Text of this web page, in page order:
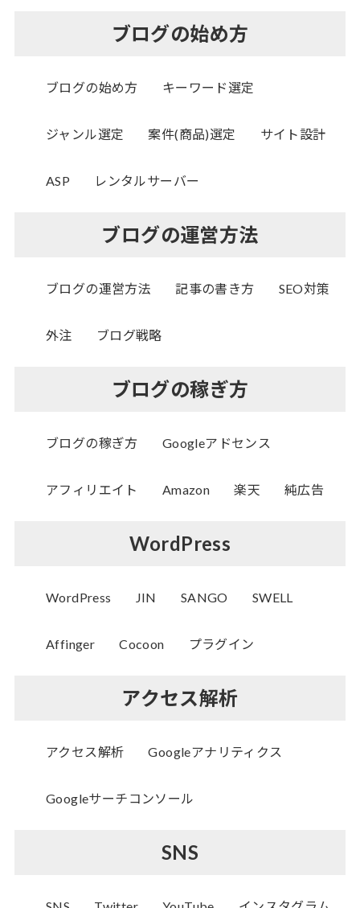
ブログの始め方
ブログの始め方 キーワード選定
ジャンル選定 案件(商品)選定 サイト設計
ASP レンタルサーバー
ブログの運営方法
ブログの運営方法 記事の書き方 SEO対策
外注 ブログ戦略
ブログの稼ぎ方
ブログの稼ぎ方 Googleアドセンス
アフィリエイト Amazon 楽天 純広告
WordPress
WordPress JIN SANGO SWELL
Affinger Cocoon プラグイン
アクセス解析
アクセス解析 Googleアナリティクス
Googleサーチコンソール
SNS